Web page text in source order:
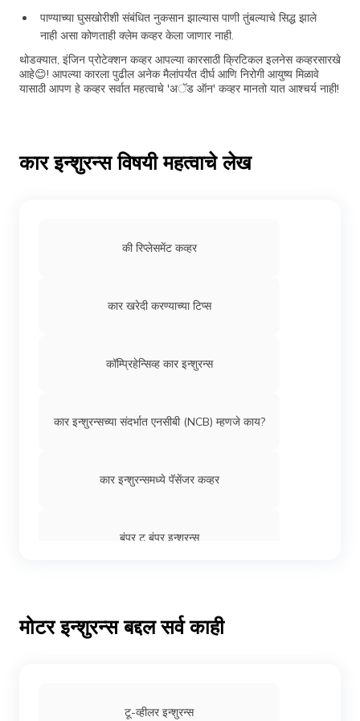
पाण्याच्या घुसखोरीशी संबंधित नुकसान झाल्यास पाणी तुंबल्याचे सिद्ध झाले
नाही असा कोणताही क्लेम कव्हर केला जाणार नाही.
थोडक्यात, इंजिन प्रोटेक्शन कव्हर आपल्या कारसाठी क्रिटिकल इलनेस कव्हरसारखे
आहे😊! आपल्या कारला पुढील अनेक मैलांपर्यंत दीर्घ आणि निरोगी आयुष्य मिळावे
यासाठी आपण हे कव्हर सर्वात महत्वाचे 'अॅड ऑन' कव्हर मानतो यात आश्चर्य नाही!
कार इन्शुरन्स विषयी महत्वाचे लेख
की रिप्लेसमेंट कव्हर
कार खरेदी करण्याच्या टिप्स
कॉम्प्रिहेन्सिव्ह कार इन्शुरन्स
कार इन्शुरन्सच्या संदर्भात एनसीबी (NCB) म्हणजे काय?
कार इन्शुरन्समध्ये पॅसेंजर कव्हर
बंपर टू बंपर इन्शुरन्स
Claims
मोटर इन्शुरन्स बद्दल सर्व काही
टू-व्हीलर इन्शुरन्स